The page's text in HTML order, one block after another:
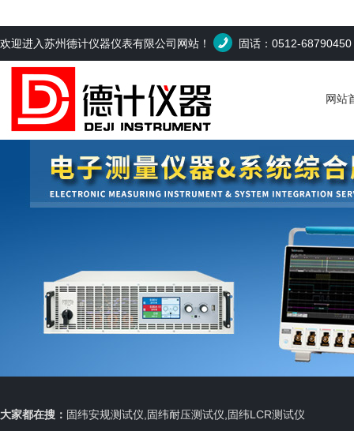
欢迎进入苏州德计仪器仪表有限公司网站！ 固话：0512-68790450
网站
大家都在搜： 固纬安规测试仪,固纬耐压测试仪,固纬LCR测试仪